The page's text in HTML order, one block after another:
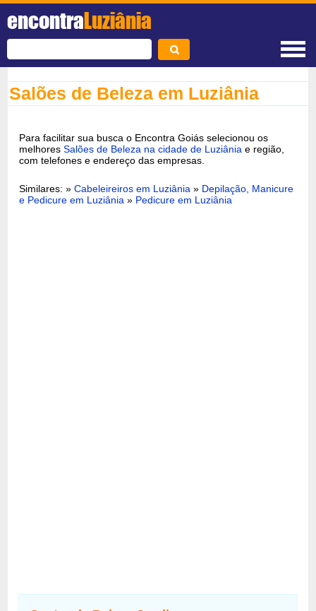
encontraLuziânia
Salões de Beleza em Luziânia
Para facilitar sua busca o Encontra Goiás selecionou os
melhoresSalões de Beleza na cidade de Luziânia e região,
com telefones e endereço das empresas.
Similares: »Cabeleireiros em Luziânia » Depilação, Manicure
e Pedicure em Luziânia » Pedicure em Luziânia